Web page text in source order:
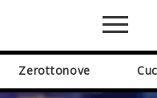
Zerottonove